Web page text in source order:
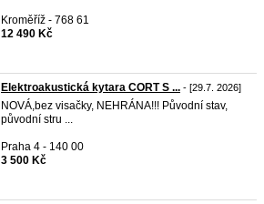
Kroměříž - 768 61
12 490 Kč
Elektroakustická kytara CORT S ... - [29.7. 2026]
NOVÁ,bez visačky, NEHRÁNA!!! Původní stav,
původní stru ...
Praha 4 - 140 00
3 500 Kč